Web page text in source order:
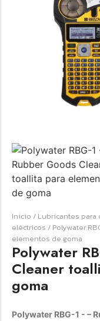
☆☆ ☆☆☆
Raychem HVT-
TERMINAL
(3UND/KIT)
para conexiones
industriales. Consulte
Add to Cart
Inicio / Lubricantes
eléctricos / Polywater
elementos de goma
Polywater
Cleaner
goma
Polywater RBG-1 - –